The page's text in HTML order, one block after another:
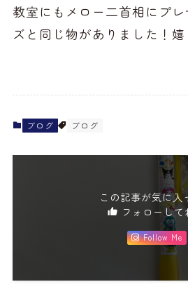
教室にもメロー二首相にプ
ズと同じ物がありました！嬉
ブログ ブログ
この記事が気に入
フォローして
Follow Me